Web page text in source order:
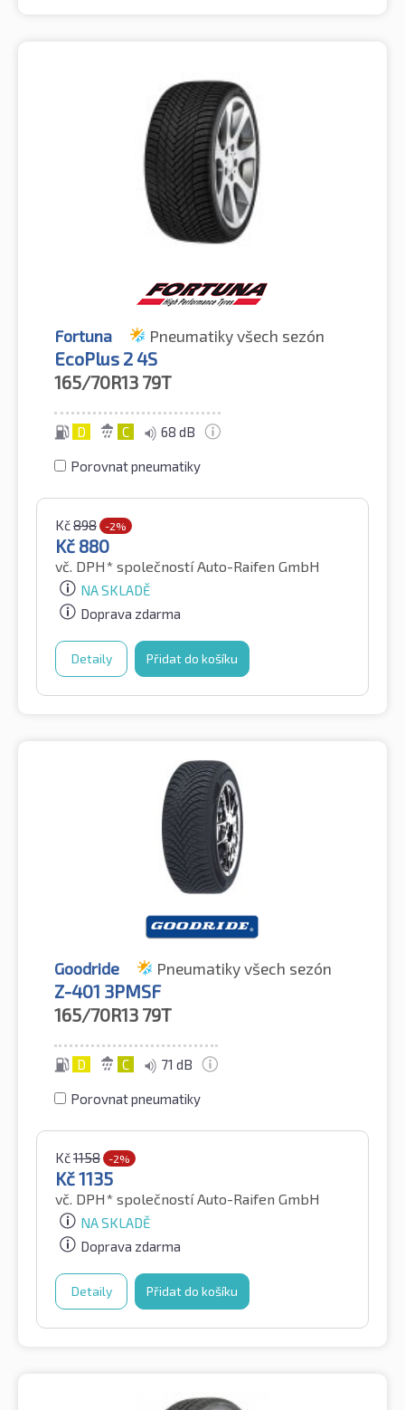
Fortuna Pneumatiky všech sezón
EcoPlus 2 4S
165/70R13 79T
D C 68 dB
Porovnat pneumatiky
Kč898 -2%
Kč 880
vč. DPH* společností Auto-Raifen GmbH
NA SKLADĚ
Doprava zdarma
Detaily Přidat do košíku
Goodride Pneumatiky všech sezón
Z-401 3PMSF
165/70R13 79T
D C 71 dB
Porovnat pneumatiky
Kč1158 -2%
Kč1135
vč. DPH* společností Auto-Raifen GmbH
NA SKLADĚ
Doprava zdarma
Detaily Přidat do košíku